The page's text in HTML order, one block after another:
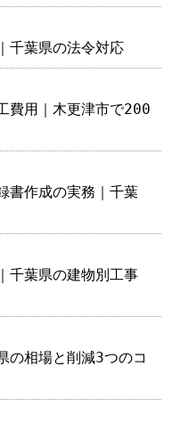
千葉県の法令対応
費用｜木更津市で200
書作成の実務｜千葉
千葉県の建物別工事
の相場と削減3つのコ